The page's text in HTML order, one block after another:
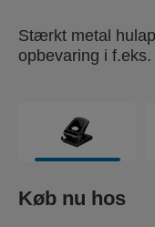
Stærkt metal
opbevaring i
Køb nu hos